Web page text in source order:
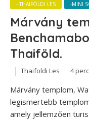
--THAIFÖLDI LES -MINI
Márvány
Thaiföld.
Thaifoldi Les 4
Márvány templom,
legismertebb
amely jellemzően